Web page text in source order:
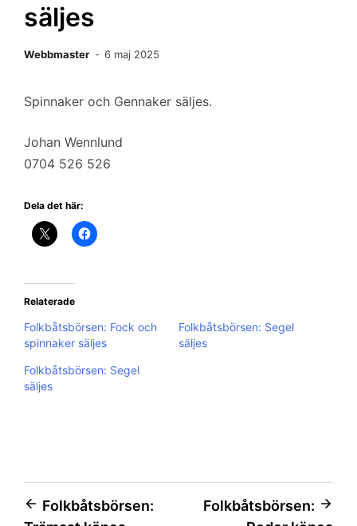
säljes
Webbmaster 6 maj 2025
Spinnaker och Gennaker säljes.
Johan Wennlund
0704 526 526
Dela det här:
Relaterade
Folkbåtsbörsen: Fock och
spinnaker säljes
Folkbåtsbörsen: Segel
säljes
Folkbåtsbörsen: Segel
säljes
Inläggsnavigering
Folkbåtsbörsen:
Folkbåtsbörsen: